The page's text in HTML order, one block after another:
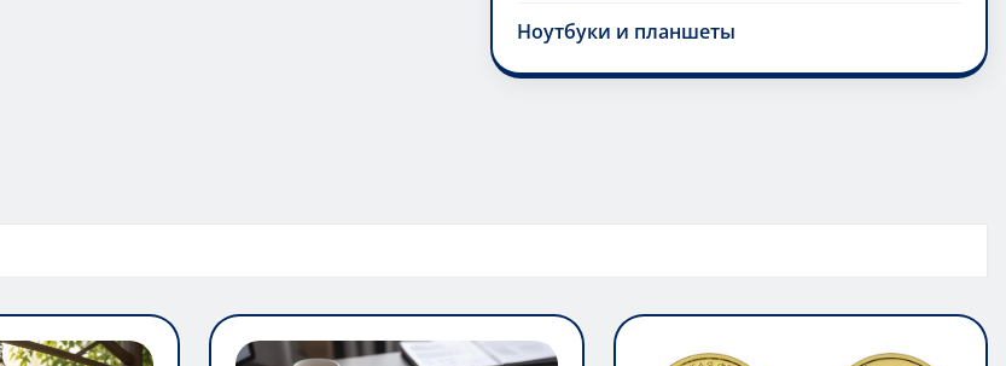
Ноутбуки и планшеты